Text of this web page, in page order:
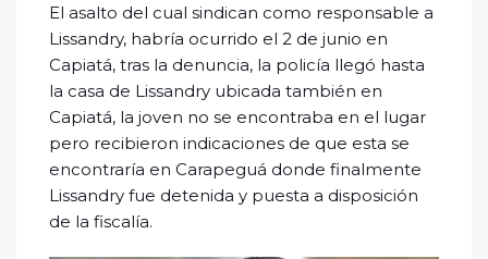
El asalto del cual sindican como responsable a
Lissandry, habría ocurrido el 2 de junio en
Capiatá, tras la denuncia, la policía llegó hasta
la casa de Lissandry ubicada también en
Capiatá, la joven no se encontraba en el lugar
pero recibieron indicaciones de que esta se
encontraría en Carapeguá donde finalmente
Lissandry fue detenida y puesta a disposición
de la fiscalía.